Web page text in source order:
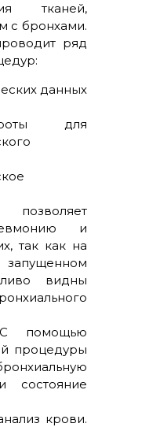
тканей,
с бронхами.
ряд
данных
для
позволяет
и
так как на
видны
С помощью
процедуры
состояние
крови.